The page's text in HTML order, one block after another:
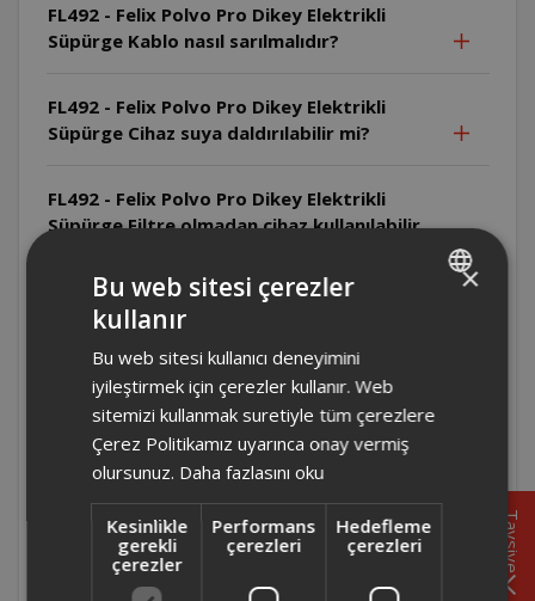
FL492 - Felix Polvo Pro Dikey Elektrikli
Süpürge Kablo nasıl sarılmalıdır?
FL492 - Felix Polvo Pro Dikey Elektrikli
Süpürge Cihaz suya daldırılabilir mi?
FL492 - Felix Polvo Pro Dikey Elektrikli
Süpürge Filtre olmadan cihaz kullanılabilir
FL492 - Felix Polvo Pro Dikey Elektrikli
FL492 - Felix Polvo Pro Dikey Elektrikli
Süpürge Cihazla sıvı çekilebilir mi?
FL492 - Felix Polvo Pro Dikey Elektrikli
Süpürge Cihaz çalışırken gözetimsiz
bırakılabilir mi?
Tavsiye
×
Bu web sitesi çerezler
kullanır
Bu web sitesi kullanıcı deneyimini
iyileştirmek için çerezler kullanır. Web
sitemizi kullanmak suretiyle tüm çerezlere
Çerez Politikamız uyarınca onay vermiş
olursunuz. Daha fazlasını oku
Kesinlikle
gerekli
çerezler
Performans
çerezleri
Hedefleme
çerezleri